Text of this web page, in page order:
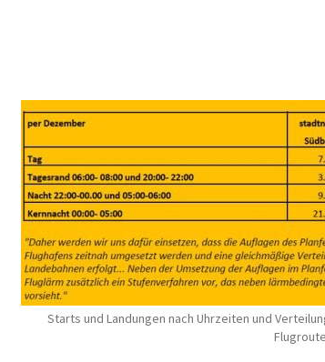
Starts und Landungen nach Uhrzeiten und